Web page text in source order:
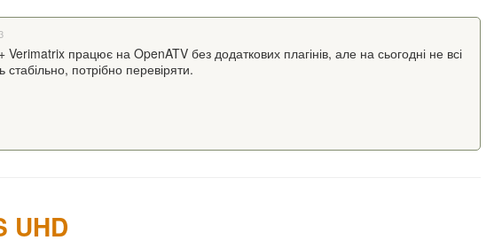
працює на OpenATV без додаткових плагінів, але на сьогодні не всі
потрібно перевіряти.
UHD